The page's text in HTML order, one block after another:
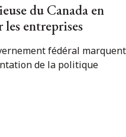
du Canada en
entreprises
fédéral marquent
de la politique